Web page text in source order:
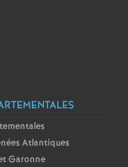
Atlantiques
Garonne